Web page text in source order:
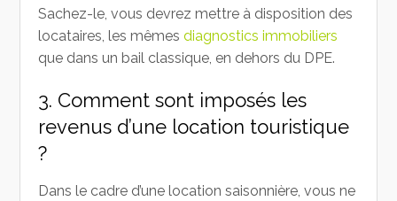
Sachez-le, vous devrez mettre à disposition des
locataires, les mêmesdiagnostics immobiliers
que dans un bail classique, en dehors du DPE.
3. Comment sont imposés les
revenus d’une location touristique
?
Dans le cadre d’une location saisonnière, vous ne